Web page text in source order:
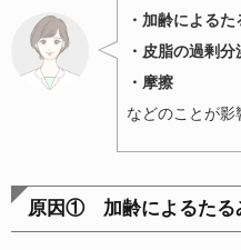
・加齢によるた
・皮脂の過剰分
・摩擦
などのことが影
原因① 加齢によるたる